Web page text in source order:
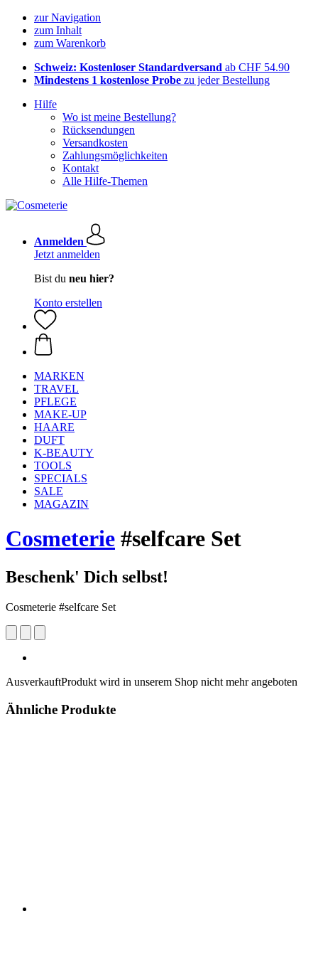
zur Navigation
zum Inhalt
zum Warenkorb
Schweiz: Kostenloser Standardversand ab CHF 54.90
Mindestens 1 kostenlose Probe zu jeder Bestellung
Hilfe
Wo ist meine Bestellung?
Rücksendungen
Versandkosten
Zahlungsmöglichkeiten
Kontakt
Alle Hilfe-Themen
Anmelden
Jetzt anmelden
Bist du neu hier?
Konto erstellen
MARKEN
TRAVEL
PFLEGE
MAKE-UP
HAARE
DUFT
K-BEAUTY
TOOLS
SPECIALS
SALE
MAGAZIN
Cosmeterie #selfcare Set
Beschenk' Dich selbst!
Cosmeterie #selfcare Set
AusverkauftProdukt wird in unserem Shop nicht mehr angeboten
Ähnliche Produkte